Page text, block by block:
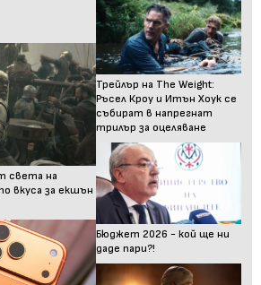
света на
вкуса за екшън
Трейлър на The Weight:
Ръсел Кроу и Итън Хоук се
събират в напрегнат
трилър за оцеляване
Бюджет 2026 - кой ще ни
даде пари?!